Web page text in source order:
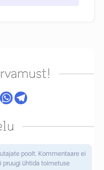
poolt. Kommentaare ei
pruugi ühtida toimetuse